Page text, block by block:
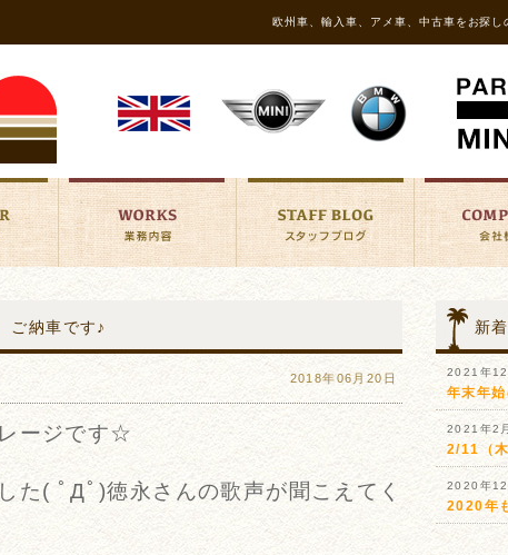
欧州車、輸入車、アメ車、中古車をお探
納車です♪
2018年06月20日
ージです☆
た( ﾟДﾟ)徳永さんの歌声が聞こえてく
新
2021年
年末年
2021年2
2/11（
2020年
2020年